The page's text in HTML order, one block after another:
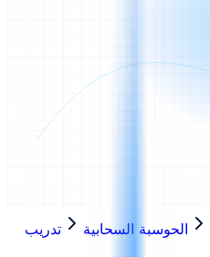
الحوسبة السحابية
تدريب